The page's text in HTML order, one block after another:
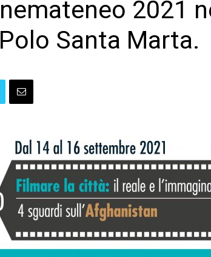
2021
Santa Marta.